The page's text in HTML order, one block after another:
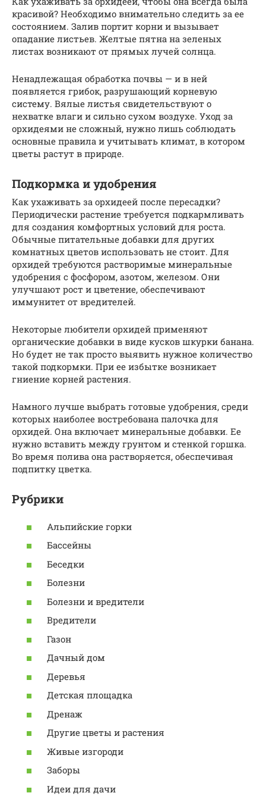
красивой? Необходимо внимательно следить за ее
состоянием. Залив портит корни и вызывает
опадание листьев. Желтые пятна на зеленых
листах возникают от прямых лучей солнца.
Ненадлежащая обработка почвы — и в ней
появляется грибок, разрушающий корневую
систему. Вялые листья свидетельствуют о
нехватке влаги и сильно сухом воздухе. Уход за
орхидеями не сложный, нужно лишь соблюдать
основные правила и учитывать климат, в котором
цветы растут в природе.
Подкормка и удобрения
Как ухаживать за орхидеей после пересадки?
Периодически растение требуется подкармливать
для создания комфортных условий для роста.
Обычные питательные добавки для других
комнатных цветов использовать не стоит. Для
орхидей требуются растворимые минеральные
удобрения с фосфором, азотом, железом. Они
улучшают рост и цветение, обеспечивают
иммунитет от вредителей.
Некоторые любители орхидей применяют
органические добавки в виде кусков шкурки банана.
Но будет не так просто выявить нужное количество
такой подкормки. При ее избытке возникает
гниение корней растения.
Намного лучше выбрать готовые удобрения, среди
которых наиболее востребована палочка для
орхидей. Она включает минеральные добавки. Ее
нужно вставить между грунтом и стенкой горшка.
Во время полива она растворяется, обеспечивая
подпитку цветка.
Рубрики
Альпийские горки
Бассейны
Беседки
Болезни
Болезни и вредители
Вредители
Газон
Дачный дом
Деревья
Детская площадка
Дренаж
Другие цветы и растения
Живые изгороди
Заборы
Идеи для дачи